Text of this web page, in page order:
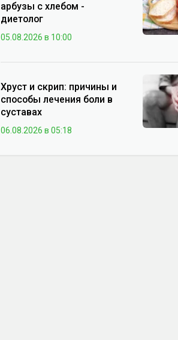
арбузы с хлебом -
диетолог
05.08.2026 в 10:00
Хруст и скрип: причины и
способы лечения боли в
суставах
06.08.2026 в 05:18